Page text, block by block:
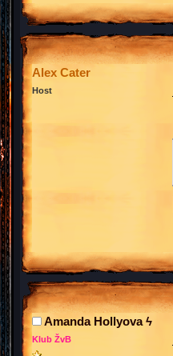
Alex Cater
Host
Amanda Hollyova ϟ
Klub ŽvB